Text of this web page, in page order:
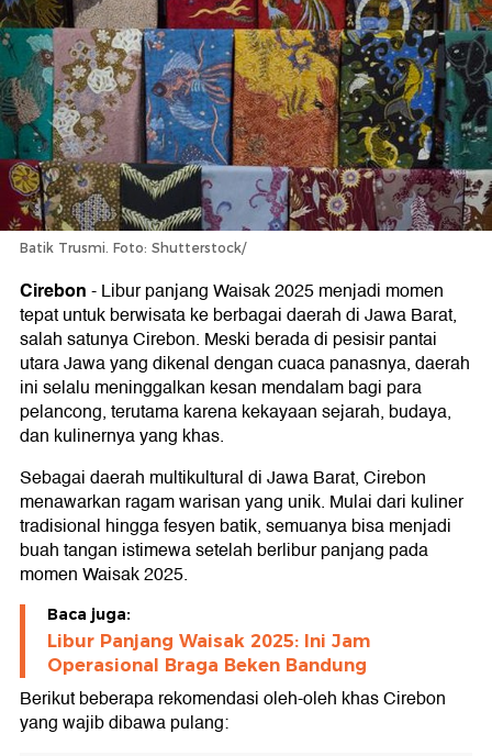
Batik Trusmi. Foto: Shutterstock/
Cirebon-Libur panjang Waisak 2025 menjadi momen
tepat untuk berwisata ke berbagai daerah di Jawa Barat,
salah satunya Cirebon. Meski berada di pesisir pantai
utara Jawa yang dikenal dengan cuaca panasnya, daerah
ini selalu meninggalkan kesan mendalam bagi para
pelancong, terutama karena kekayaan sejarah, budaya,
dan kulinernya yang khas.
Sebagai daerah multikultural di Jawa Barat, Cirebon
menawarkan ragam warisan yang unik. Mulai dari kuliner
tradisional hingga fesyen batik, semuanya bisa menjadi
buah tangan istimewa setelah berlibur panjang pada
momen Waisak 2025.
Baca juga:
Libur Panjang Waisak 2025: Ini Jam
Operasional Braga Beken Bandung
Berikut beberapa rekomendasi oleh-oleh khas Cirebon
yang wajib dibawa pulang: